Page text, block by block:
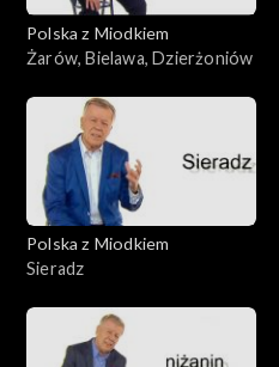
Polska z Miodkiem
Żarów, Bielawa, Dzierżoniów
Polska z Miodkiem
Sieradz